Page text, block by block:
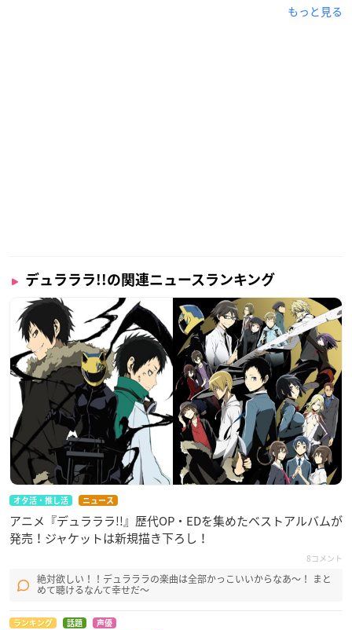
もっと見る
デュラララ!!の関連ニュースランキング
オタ活・推し活 ニュース
アニメ『デュラララ!!』歴代OP・EDを集めたベストアルバムが
発売！ジャケットは新規描き下ろし！
8コメント
絶対欲しい！！デュラララの楽曲は全部かっこいいからなあ～！ まと
めて聴けるなんて幸せだ～
ランキング 話題 声優